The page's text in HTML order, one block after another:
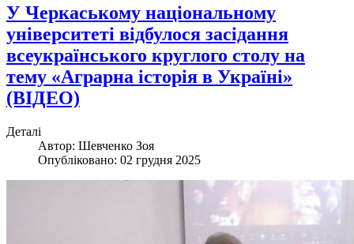
У Черкаському національному
університеті відбулося засідання
всеукраїнського круглого столу на
тему «Аграрна історія в Україні»
(ВІДЕО)
Деталі
Автор: Шевченко Зоя
Опубліковано: 02 грудня 2025